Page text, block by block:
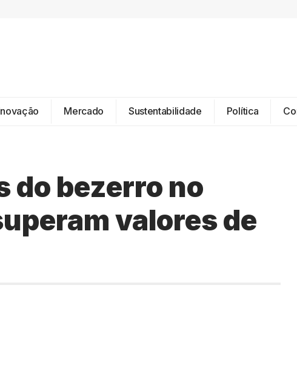
Mercado Sustentabilidade Política
do bezerro no
valores de